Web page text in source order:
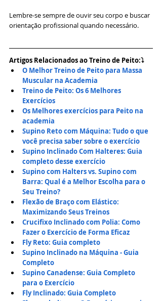
Lembre-se sempre de ouvir seu corpo e buscar
orientação profissional quando necessário.
Artigos Relacionados ao Treino de Peito:⤵
O Melhor Treino de Peito para Massa
Muscular na Academia
Treino de Peito: Os 6 Melhores
Exercícios
Os Melhores exercícios para Peito na
academia
Supino Reto com Máquina: Tudo o que
você precisa saber sobre o exercício
Supino Inclinado Com Halteres: Guia
completo desse exercício
Supino com Halters vs. Supino com
Barra: Qual é a Melhor Escolha para o
Seu Treino?
Flexão de Braço com Elástico:
Maximizando Seus Treinos
Crucifixo Inclinado com Polia: Como
Fazer o Exercício de Forma Eficaz
Fly Reto: Guia completo
Supino Inclinado na Máquina - Guia
Completo
Supino Canadense: Guia Completo
para o Exercício
Fly Inclinado: Guia Completo